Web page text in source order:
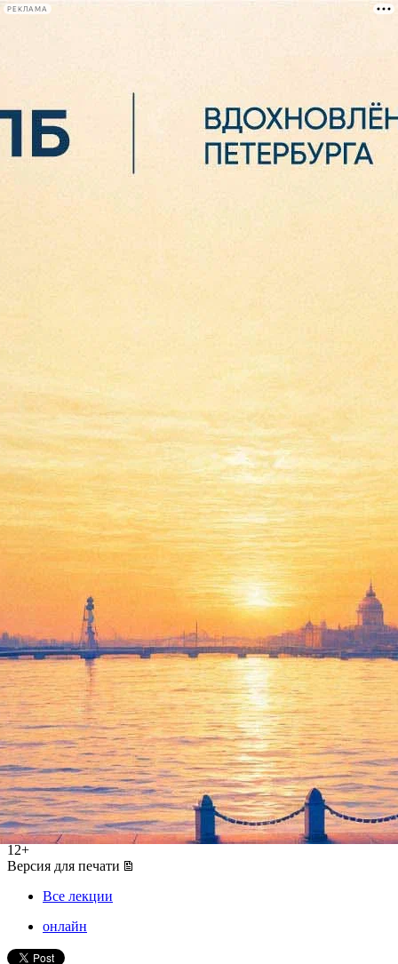
РЕКЛАМА
Сегодня:
Дробышевский научит, как
выжить в ледниковый
период
31 августа 2020, понедельник,19.30
12+
Версия для печати
Все лекции
онлайн